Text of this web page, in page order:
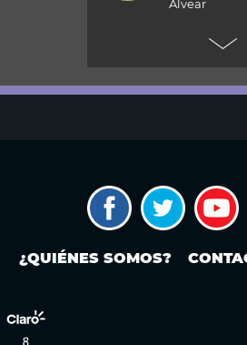
Alvear
+CARAS
todos los
fiesta en el
Reconquista
Ushuaia
MODO
detrás de
¿QUIÉNES SOMOS?